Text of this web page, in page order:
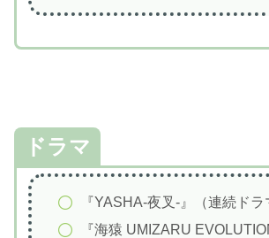
ドラマ
『YASHA-夜叉-』（連続ドラ
『海猿 UMIZARU